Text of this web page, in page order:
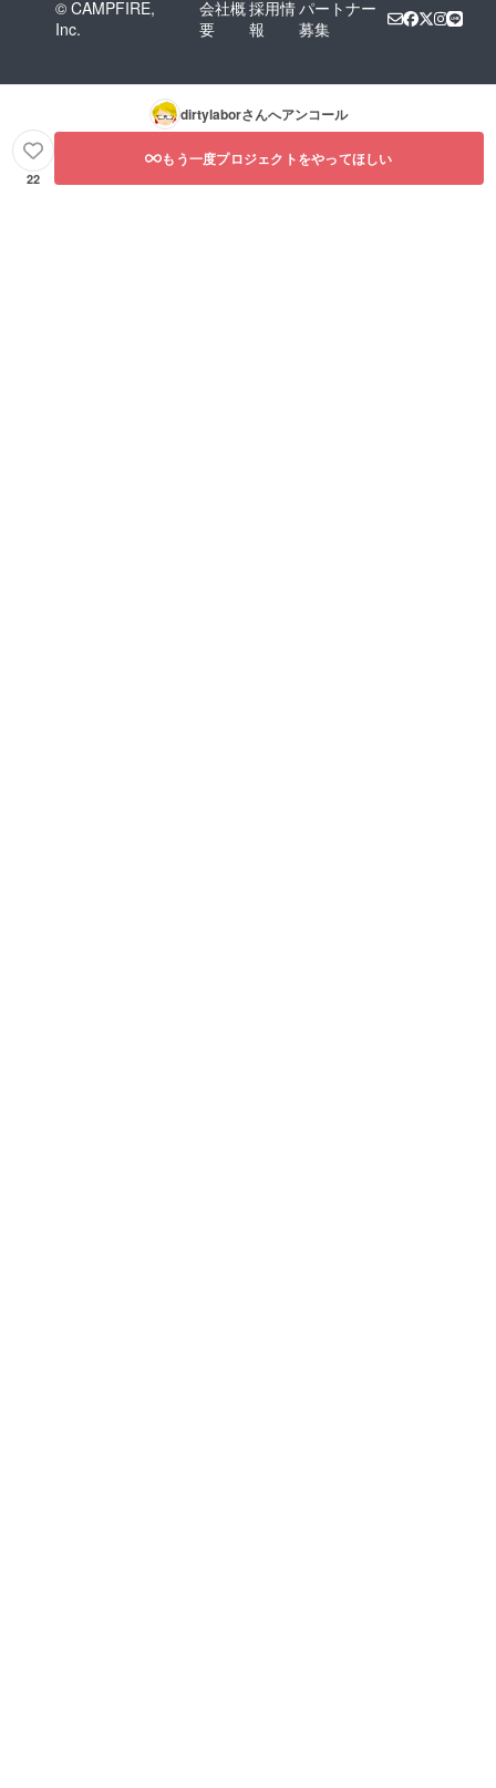
© CAMPFIRE,
Inc.
会社概
要
採用情
報
パートナー
募集
dirtylaborさんへアンコール
22
もう一度プロジェクトをやってほしい